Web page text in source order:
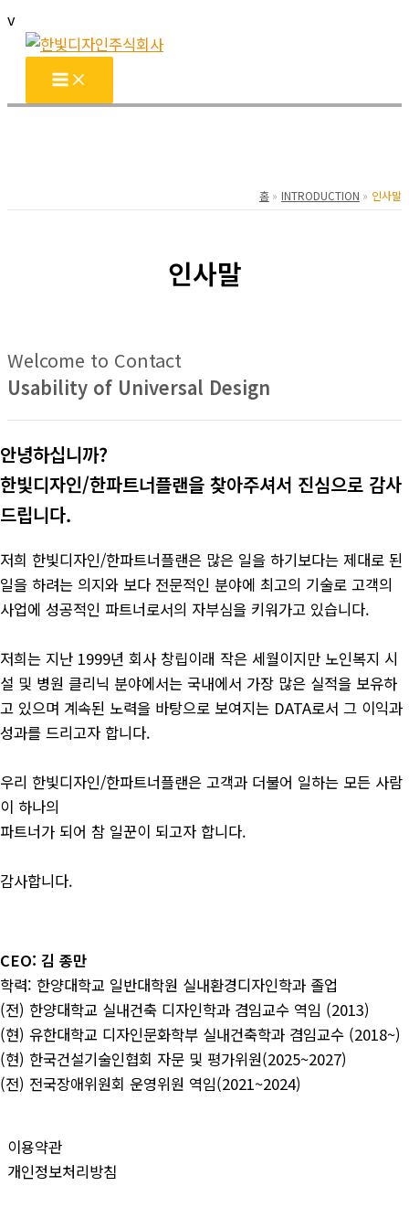
v콘
텐
홈 INTRODUCTION 인사말
인사말
Welcome to Contact
Usability of Universal Design
안녕하십니까?
한빛디자인/한파트너플랜을 찾아주셔서 진심으로 감사
드립니다.
저희 한빛디자인/한파트너플랜은 많은 일을 하기보다는 제대로 된
일을 하려는 의지와 보다 전문적인 분야에 최고의 기술로 고객의
사업에 성공적인 파트너로서의 자부심을 키워가고 있습니다.
저희는 지난 1999년 회사 창립이래 작은 세월이지만 노인복지 시
설 및 병원 클리닉 분야에서는 국내에서 가장 많은 실적을 보유하
고 있으며 계속된 노력을 바탕으로 보여지는 DATA로서 그 이익과
성과를 드리고자 합니다.
우리 한빛디자인/한파트너플랜은 고객과 더불어 일하는 모든 사람
이 하나의
파트너가 되어 참 일꾼이 되고자 합니다.
감사합니다.
CEO: 김 종만
학력: 한양대학교 일반대학원 실내환경디자인학과 졸업
(전) 한양대학교 실내건축 디자인학과 겸임교수 역임 (2013)
(현) 유한대학교 디자인문화학부 실내건축학과 겸임교수 (2018~)
(현) 한국건설기술인협회 자문 및 평가위원(2025~2027)
(전) 전국장애위원회 운영위원 역임(2021~2024)
이용약관
개인정보처리방침